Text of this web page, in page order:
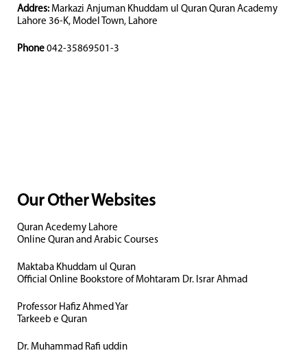
Addres: Markazi Anjuman Khuddam ul Quran Quran Academy
Lahore 36-K, Model Town, Lahore
Phone 042-35869501-3
Our Other Websites
Quran Acedemy Lahore
Online Quran and Arabic Courses
Maktaba Khuddam ul Quran
Official Online Bookstore of Mohtaram Dr. Israr Ahmad
Professor Hafiz Ahmed Yar
Tarkeeb e Quran
Dr. Muhammad Rafi uddin